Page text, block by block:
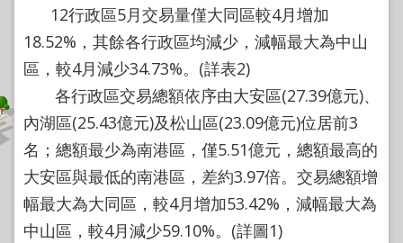
應
用
府
資
公
開
12行政區5月交易量僅大同區較4月增加
18.52%，其餘各行政區均減少，減幅最大為中山
區，較4月減少34.73%。(詳表2)
各行政區交易總額依序由大安區(27.39億元)、
內湖區(25.43億元)及松山區(23.09億元)位居前3
名；總額最少為南港區，僅5.51億元，總額最高的
大安區與最低的南港區，差約3.97倍。交易總額增
幅最大為大同區，較4月增加53.42%，減幅最大為
中山區，較4月減少59.10%。(詳圖1)